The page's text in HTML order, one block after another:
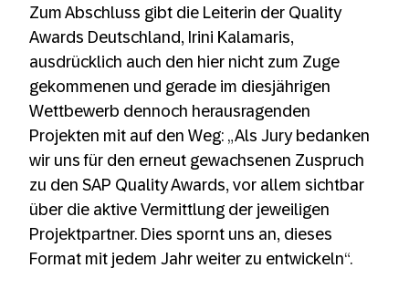
Zum Abschluss gibt die Leiterin der Quality
Awards Deutschland, Irini Kalamaris,
ausdrücklich auch den hier nicht zum Zuge
gekommenen und gerade im diesjährigen
Wettbewerb dennoch herausragenden
Projekten mit auf den Weg: „Als Jury bedanken
wir uns für den erneut gewachsenen Zuspruch
zu den SAP Quality Awards, vor allem sichtbar
über die aktive Vermittlung der jeweiligen
Projektpartner. Dies spornt uns an, dieses
Format mit jedem Jahr weiter zu entwickeln“.